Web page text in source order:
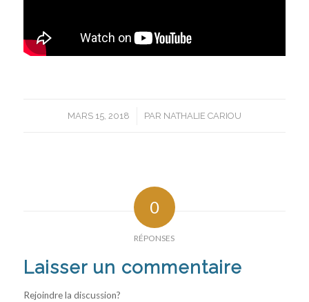
MARS 15, 2018
/ PAR NATHALIE CARIOU
0
RÉPONSES
Laisser un commentaire
Rejoindre la discussion?